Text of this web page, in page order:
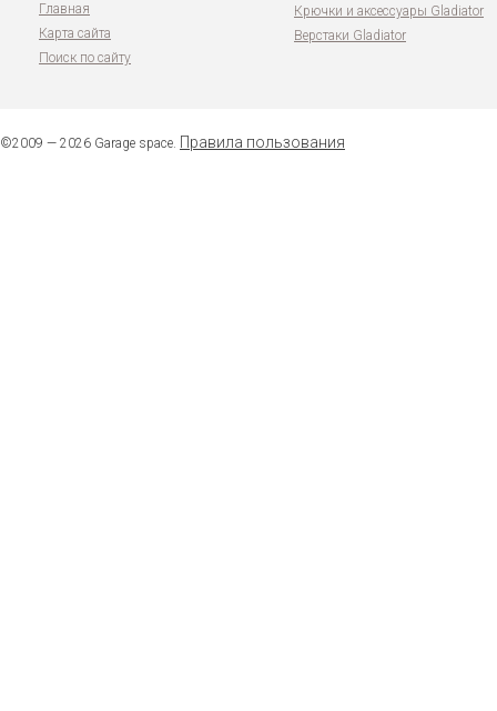
Главная
Карта сайта
Поиск по сайту
Крючки и аксессуары Gladiator
Верстаки Gladiator
©2009 — 2026 Garage space. Правила пользования